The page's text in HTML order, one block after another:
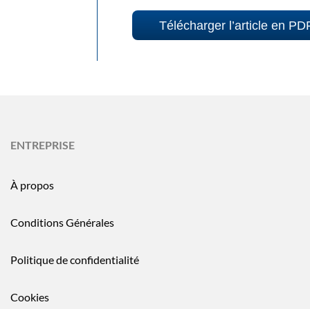
Télécharger l’article en
ENTREPRISE
À propos
Conditions Générales
Politique de confidentialité
Cookies